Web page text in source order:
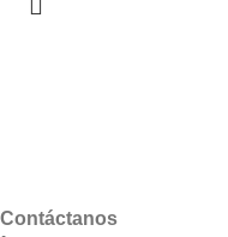
Contáctanos